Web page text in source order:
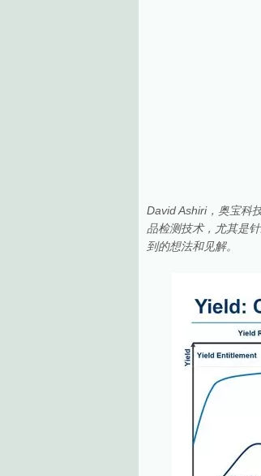
David Ashiri，奥宝科
品检测技术，尤其是
到的想法和见解。